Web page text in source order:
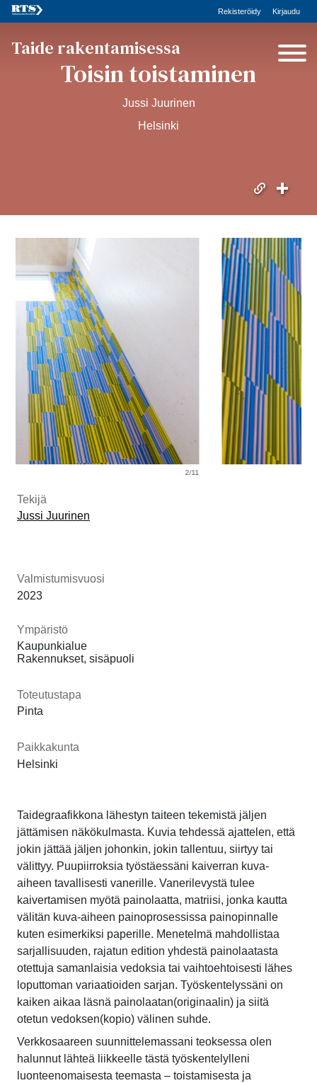
Rekisteröidy Kirjaudu
Taide rakentamisessa
Toisin toistaminen
Jussi Juurinen
Helsinki
Tekijä
Jussi Juurinen
Valmistumisvuosi
2023
Ympäristö
Kaupunkialue
Rakennukset, sisäpuoli
Toteutustapa
Pinta
Paikkakunta
Helsinki
Taidegraafikkona lähestyn taiteen tekemistä jäljen
jättämisen näkökulmasta. Kuvia tehdessä ajattelen, että
jokin jättää jäljen johonkin, jokin tallentuu, siirtyy tai
välittyy. Puupiirroksia työstäessäni kaiverran kuva-
aiheen tavallisesti vanerille. Vanerilevystä tulee
kaivertamisen myötä painolaatta, matriisi, jonka kautta
välitän kuva-aiheen painoprosessissa painopinnalle
kuten esimerkiksi paperille. Menetelmä mahdollistaa
sarjallisuuden, rajatun edition yhdestä painolaatasta
otettuja samanlaisia vedoksia tai vaihtoehtoisesti lähes
loputtoman variaatioiden sarjan. Työskentelyssäni on
kaiken aikaa läsnä painolaatan(originaalin) ja siitä
otetun vedoksen(kopio) välinen suhde.
Verkkosaareen suunnittelemassani teoksessa olen
halunnut lähteä liikkeelle tästä työskentelylleni
luonteenomaisesta teemasta – toistamisesta ja